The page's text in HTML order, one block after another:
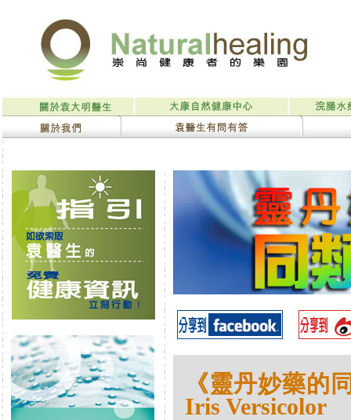
《靈丹妙藥的
Iris Versicolor